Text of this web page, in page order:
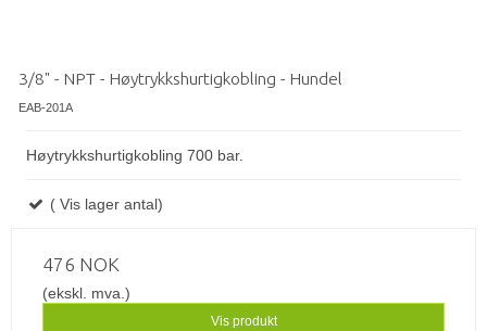
3/8" - NPT - Høytrykkshurtigkobling - Hundel
EAB-201A
Høytrykkshurtigkobling 700 bar.
( Vis lager antal)
476 NOK
(ekskl. mva.)
Vis produkt